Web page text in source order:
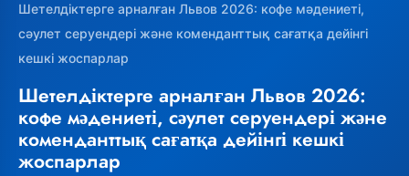
Шетелдіктерге арналған Львов 2026: кофе мәдениеті,
сәулет серуендері және коменданттық сағатқа дейінгі
кешкі жоспарлар
Шетелдіктерге арналған Львов 2026:
кофе мәдениеті, сәулет серуендері және
коменданттық сағатқа дейінгі кешкі
жоспарлар